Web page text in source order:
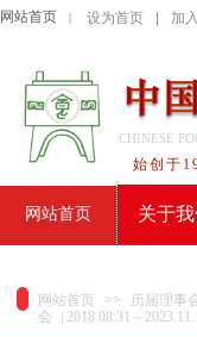
设为首页 加
网站首页
始创于
CHINESE
网站首页 关于
网站首页 >> 历届理事
会（2018.08.31～